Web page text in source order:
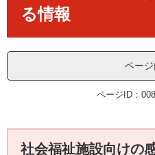
る情報
ペー
ページID：
社会福祉施設向けの